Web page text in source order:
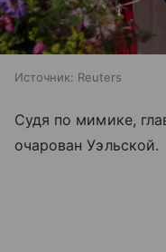
Источник: Reuters
Судя по мимике,
очарован Уэльской.